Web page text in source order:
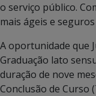
o serviço público.
mais ágeis e
A oportunidade que
Graduação lato
duração de nove
Conclusão de Curso